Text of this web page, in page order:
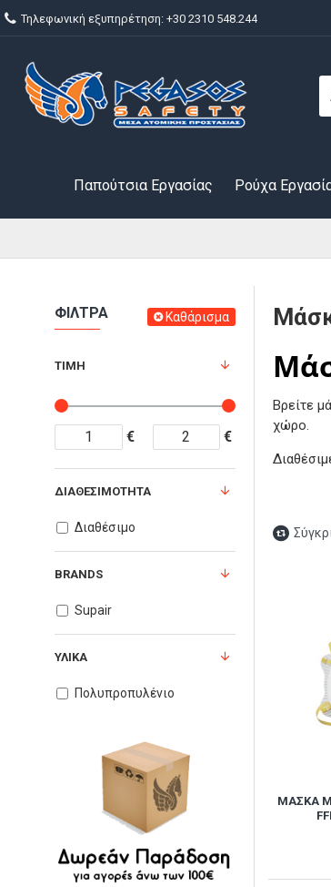
Τηλεφωνική εξυπηρέτηση: +30 2310 548.244
Παπούτσια Εργασίας Ρούχα
ΦΊΛΤΡΑ Καθάρισμα
ΤΙΜΉ
€ €
BRANDS
Supair
ΥΛΙΚΆ
Πολυπροπυλένιο
ΔΙΑΘΕΣΙΜΌΤΗΤΑ
Διαθέσιμο
Βρείτε
χώρο.
ΜΆΣΚΑ